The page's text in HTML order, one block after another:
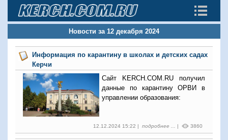
Новости за 12 декабря 2024
Информация по карантину в школах и детских садах
Керчи
Сайт KERCH.COM.RU получил
данные по карантину ОРВИ в
управлении образования:
12.12.2024 15:22 | подробнее ... | 3860